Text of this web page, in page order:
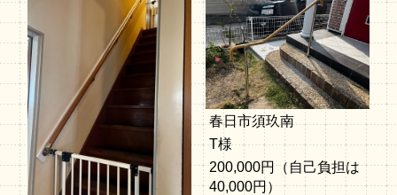
春日市須玖南
T様
200,000円（自己負担は
40,000円）